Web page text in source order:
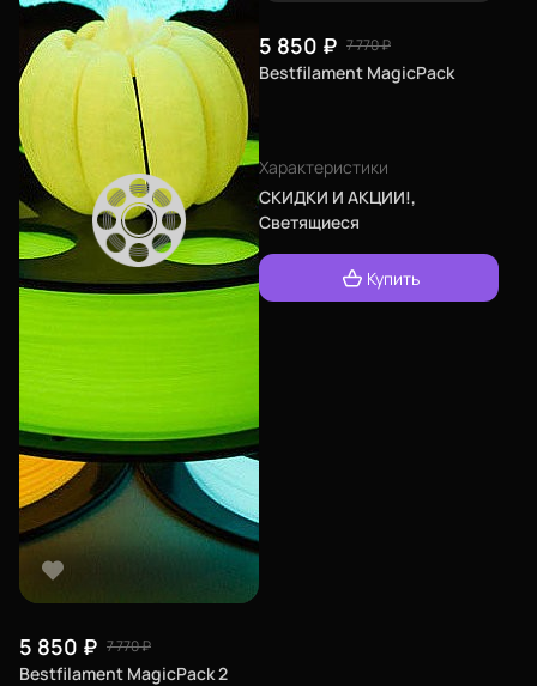
5 850 ₽ 7 770₽
Bestfilament MagicPack 2
5 850 ₽ 7 770₽
Bestfilament MagicPack
Характеристики
СКИДКИ И АКЦИИ!,
Светящиеся
Купить